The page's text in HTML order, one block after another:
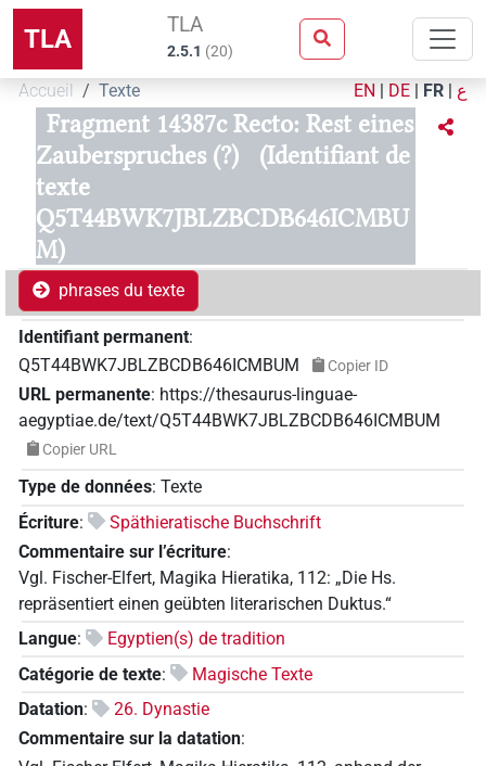
TLA TLA
2.5.1 (20)
Accueil Texte EN | DE | FR | ع
Fragment 14387c Recto: Rest eines
Zauberspruches (?)
(Identifiant de
texte
Q5T44BWK7JBLZBCDB646ICMBU
M)
phrases du texte
Identifiant permanent:
Q5T44BWK7JBLZBCDB646ICMBUM
Copier ID
URL permanente: https://thesaurus-linguae-
aegyptiae.de/text/Q5T44BWK7JBLZBCDB646ICMBUM
Copier URL
Type de données: Texte
Écriture:
Späthieratische Buchschrift
Commentaire sur l’écriture:
Vgl. Fischer-Elfert, Magika Hieratika, 112: „Die Hs.
repräsentiert einen geübten literarischen Duktus.“
Langue:
Egyptien(s) de tradition
Catégorie de texte:
Magische Texte
Datation:
26. Dynastie
Commentaire sur la datation: